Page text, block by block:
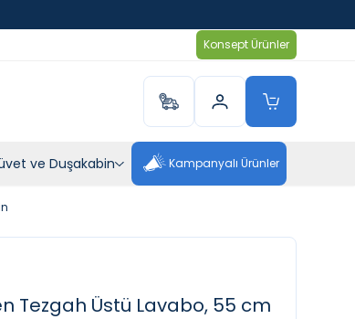
Konsept Ürünler
ve Duşakabin Kampanyalı Ürünler
Tezgah Üstü Lavabo, 55 cm